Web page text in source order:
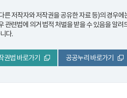
저작자와 저작권을 공유한 자료 등)의 경우에
련법에 의거 법적 처벌을 받을 수 있음을 알려
다.
권법 바로가기 공공누리 바로가기